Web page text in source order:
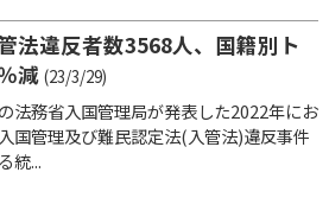
法違反者数3568人、国籍別ト
減 (23/3/29)
法務省入国管理局が発表した2022年にお
国管理及び難民認定法(入管法)違反事件
統...